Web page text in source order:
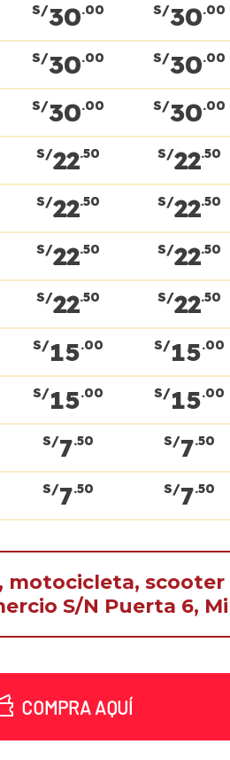
S/30.00 S/30.00
S/30.00 S/30.00
S/30.00 S/30.00
S/22.50 S/22.50
S/22.50 S/22.50
S/22.50 S/22.50
S/22.50 S/22.50
S/15.00 S/15.00
S/15.00 S/15.00
S/7.50 S/7.50
S/7.50 S/7.50
S/N Puerta 6,
COMPRA AQUÍ